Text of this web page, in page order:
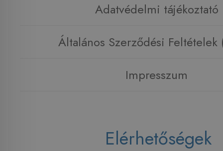
Adatvédelmi tájékoztató
Általános Szerződési Feltételek
Impresszum
Elérhetőségek